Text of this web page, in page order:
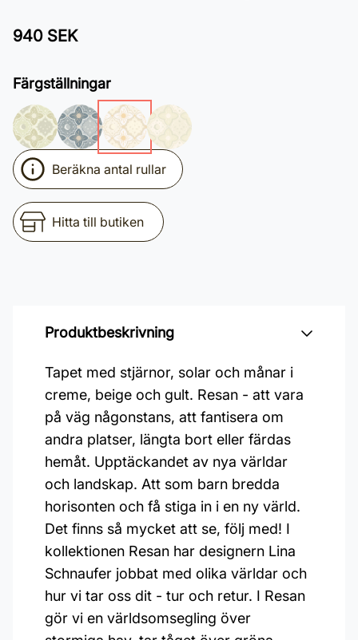
940 SEK
Färgställningar
Beräkna antal rullar
Hitta till butiken
Produktbeskrivning
Tapet med stjärnor, solar och månar i
creme, beige och gult. Resan - att vara
på väg någonstans, att fantisera om
andra platser, längta bort eller färdas
hemåt. Upptäckandet av nya världar
och landskap. Att som barn bredda
horisonten och få stiga in i en ny värld.
Det finns så mycket att se, följ med! I
kollektionen Resan har designern Lina
Schnaufer jobbat med olika världar och
hur vi tar oss dit - tur och retur. I Resan
gör vi en världsomsegling över